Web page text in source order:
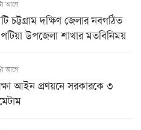
আগে
চট্টগ্রাম দক্ষিণ জেলার নবগঠিত
পটিয়া উপজেলা শাখার মতবিনিময়
আগে
আইন প্রণয়নে সরকারকে ৩